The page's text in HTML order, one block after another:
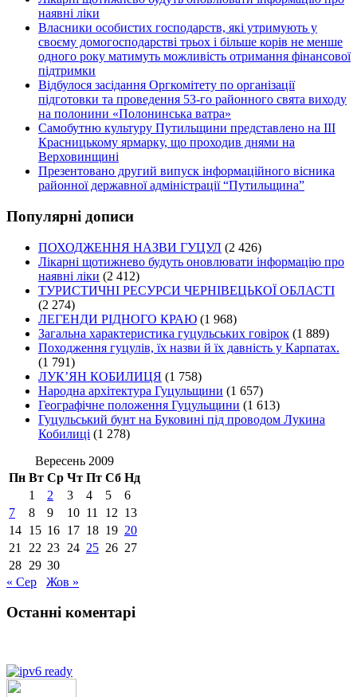
наявні ліки
Власники особистих господарств, які утримують у
своєму домогосподарстві трьох і більше корів не менше
одного року матимуть можливість отримання фінансової
підтримки
Відбулося засідання Оргкомітету по організації
підготовки та проведення 53-го районного свята виходу
на полонини «Полонинська ватра»
Самобутню культуру Путильщини представлено на ІІІ
Красницькому ярмарку, що проходив днями на
Верховинщині
Презентовано другий випуск інформаційного вісника
районної державної адміністрації “Путильщина”
Популярні дописи
ПОХОДЖЕННЯ НАЗВИ ГУЦУЛ (2 426)
Лікарні щотижнево будуть оновлювати інформацію про
наявні ліки (2 412)
ТУРИСТИЧНІ РЕСУРСИ ЧЕРНІВЕЦЬКОЇ ОБЛАСТІ
(2 274)
ЛЕГЕНДИ РІДНОГО КРАЮ (1 968)
Загальна характеристика гуцульських говірок (1 889)
Походження гуцулів, їх назви й їх давність у Карпатах.
(1 791)
ЛУК’ЯН КОБИЛИЦЯ (1 758)
Народна архітектура Гуцульщини (1 657)
Географічне положення Гуцульщини (1 613)
Гуцульський бунт на Буковині під проводом Лукина
Кобилиці (1 278)
Вересень 2009
Пн Вт Ср Чт Пт Сб Нд
1
2 3 4 5
6
7
8 9 10 11 12 13
14 15 16 17 18 19 20
21
22 23 24 25 26 27
28 29 30
« Сер
Жов »
Останні коментарі